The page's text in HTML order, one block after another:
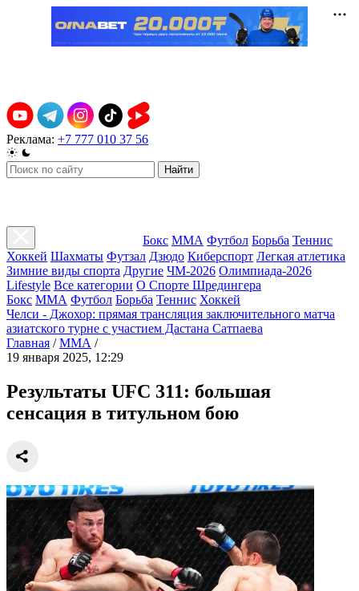
Реклама: +7 777 010 37 56
Найти
Бокс ММА Футбол Борьба Теннис
Хоккей Шахматы Футзал Дзюдо Киберспорт Легкая атлетика
Зимние виды спорта Другие ЧМ-2026 Олимпиада-2026
Lifestyle Все категории О Спорте Шредингера
Бокс ММА Футбол Борьба Теннис Хоккей
Челси - Джохор: прямая трансляция заключительного матча
азиатского турне с участием Дастана Сатпаева
Главная / ММА /
19 января 2025, 12:29
Результаты UFC 311: большая
сенсация в титульном бою